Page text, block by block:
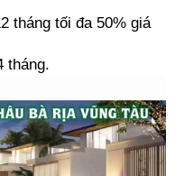
tháng tối đa 50% giá
tháng.